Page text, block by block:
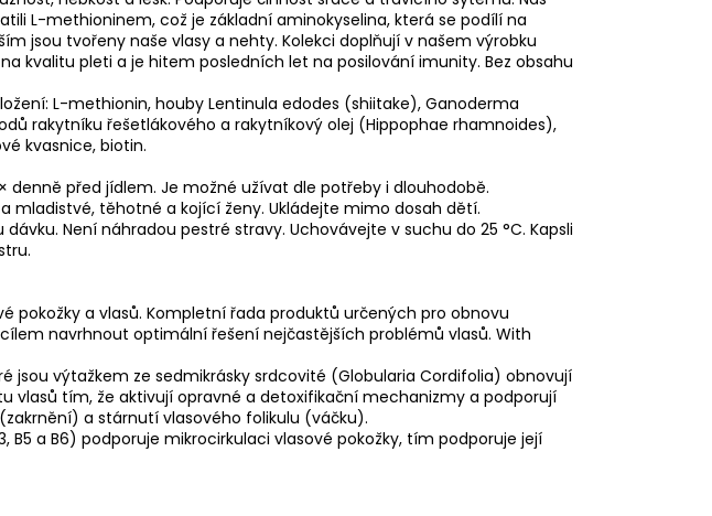
L-methioninem, což je základní aminokyselina, která se podílí na
jsou tvořeny naše vlasy a nehty. Kolekci doplňují v našem výrobku
kvalitu pleti a je hitem posledních let na posilování imunity. Bez obsahu
L-methionin, houby Lentinula edodes (shiitake), Ganoderma
rakytníku řešetlákového a rakytníkový olej (Hippophae rhamnoides),
kvasnice, biotin.
denně před jídlem. Je možné užívat dle potřeby i dlouhodobě.
mladistvé, těhotné a kojící ženy. Ukládejte mimo dosah dětí.
Není náhradou pestré stravy. Uchovávejte v suchu do 25 °C. Kapsli
pokožky a vlasů. Kompletní řada produktů určených pro obnovu
navrhnout optimální řešení nejčastějších problémů vlasů. With
jsou výtažkem ze sedmikrásky srdcovité (Globularia Cordifolia) obnovují
vlasů tím, že aktivují opravné a detoxifikační mechanizmy a podporují
a stárnutí vlasového folikulu (váčku).
B5 a B6) podporuje mikrocirkulaci vlasové pokožky, tím podporuje její